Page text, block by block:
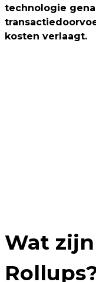
technologie
kosten verlaagt.
Wat